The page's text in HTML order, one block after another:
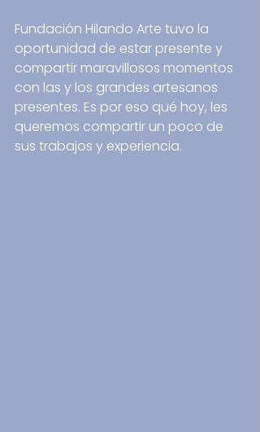
Fundación Hilando Arte tuvo la
oportunidad de estar presente y
compartir maravillosos momentos
con las y los grandes artesanos
presentes. Es por eso qué hoy, les
queremos compartir un poco de
sus trabajos y experiencia.